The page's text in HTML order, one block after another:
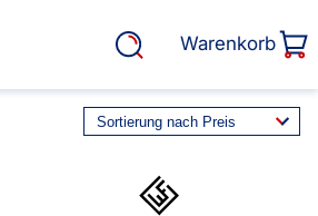
Warenkorb